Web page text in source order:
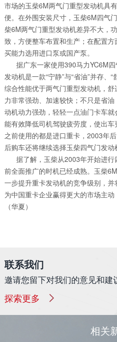
市场的玉柴6M两气门重型发动机具
便。在外围安装尺寸，玉柴6M四气
柴6M两气门重型发动机差异不大，
致，方便整车布置和生产；在配置
买能力选用进口泵或国产泵。
据广东一家使用390马力YC6M四
发动机是一款“宁静”与“省油”并存、
综合性能优于两气门重型发动机，
力非常强劲、加速较快；不只是省
动机动力强劲，轻轻一点油门卡车就
能有效降低司机驾驶疲劳度，使出
之前使用的都是进口重卡，2003年
后购车还将继续选择玉柴四气门发动
据了解，玉柴从2003年开始进行
前全面推广的时机已经成熟。玉柴
一步提升重卡发动机的竞争级别，并
为中国重卡企业赢得更大的市场主动
（华夏）
联系我们
邀请您留下对我们的意见和建
探索更多
相关